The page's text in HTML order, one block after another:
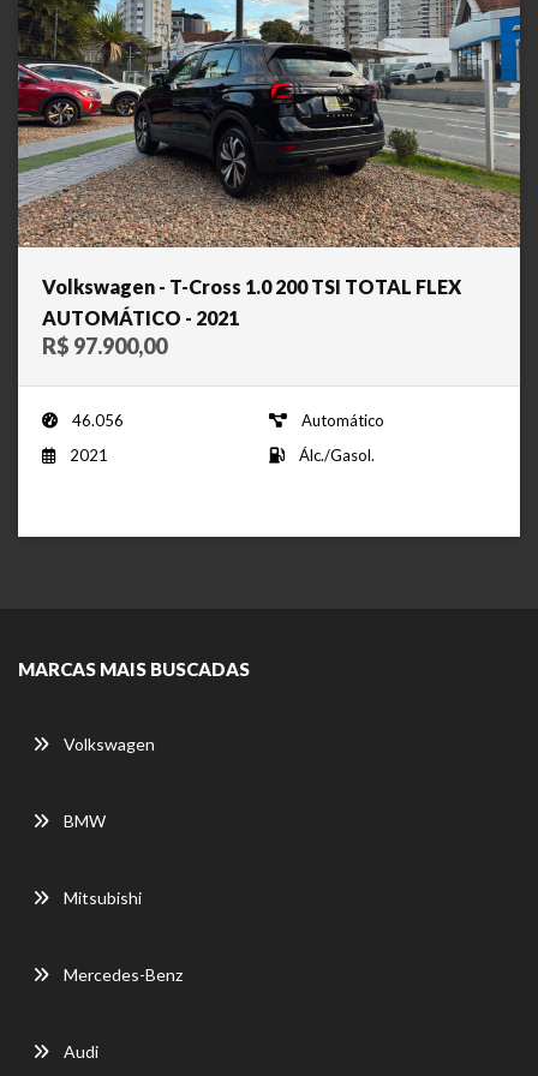
Volkswagen - T-Cross 1.0 200 TSI TOTAL FLEX
AUTOMÁTICO - 2021
R$ 97.900,00
46.056
Automático
2021
Álc./Gasol.
MARCAS MAIS BUSCADAS
Volkswagen
BMW
Mitsubishi
Mercedes-Benz
Audi